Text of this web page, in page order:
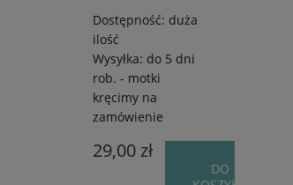
Dostępność: duża
ilość
Wysyłka: do 5 dni
rob. - motki
kręcimy na
zamówienie
29,00 zł
DO